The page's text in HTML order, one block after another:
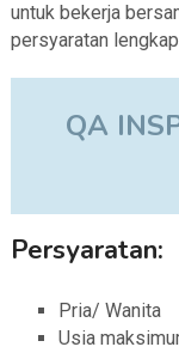
untuk bekerja
persyaratan
QA
Persyaratan:
Pria/ Wanita
Usia